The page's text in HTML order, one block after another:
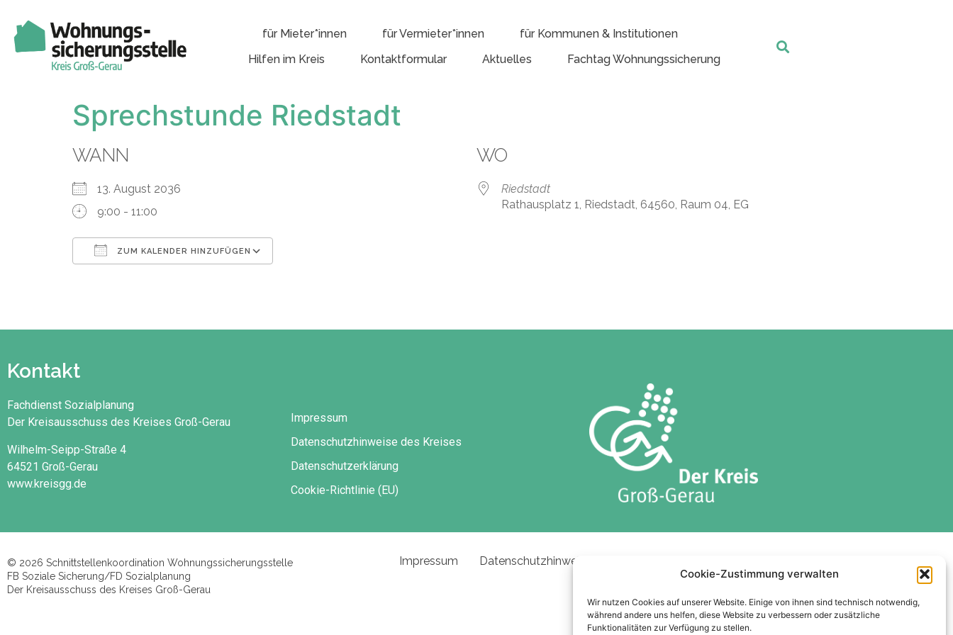
Cookie-Zustimmung verwalten
Wir nutzen Cookies auf unserer Website. Einige von ihnen sind technisch notwendig,
während andere uns helfen, diese Website zu verbessern oder zusätzliche
Funktionalitäten zur Verfügung zu stellen.
für Mieter*innen für Vermieter*innen
für Kommunen & Institutionen
Hilfen im Kreis
Kontaktformular Aktuelles Fachtag Wohnungssicherung
Sprechstunde Riedstadt
WANN
13. August 2036
9:00 - 11:00
ZUM KALENDER HINZUFÜGEN
WO
Riedstadt
Rathausplatz 1, Riedstadt, 64560, Raum 04, EG
Kontakt
Fachdienst Sozialplanung
Der Kreisausschuss des Kreises Groß-Gerau
Wilhelm-Seipp-Straße 4
64521 Groß-Gerau
www.kreisgg.de
Impressum
Datenschutzhinweise des Kreises
Datenschutzerklärung
Cookie-Richtlinie (EU)
© 2026 Schnittstellenkoordination Wohnungssicherungsstelle
FB Soziale Sicherung/FD Sozialplanung
Der Kreisausschuss des Kreises Groß-Gerau
Impressum Datenschutzhinweise des Kreises